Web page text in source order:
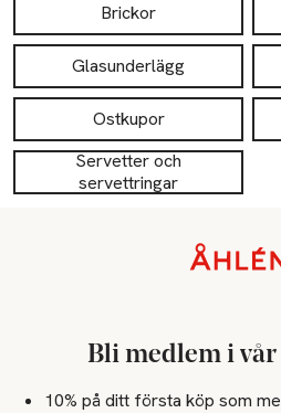
Brickor
Glasunderlägg
Ostkupor
Servetter och
servettringar
Bli medlem i
10% på ditt första köp som